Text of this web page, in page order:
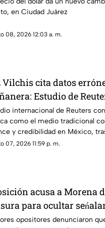
en Ciudad Juárez
08, 2026 12:03 a. m.
Vilchis cita datos
Estudio de
de TV Azteca en
internacional de Reuters
como el medio tradicional
y credibilidad en México,
en La Mañanera
07, 2026 11:59 p. m.
acusa a Morena
para ocultar
opositores denunciaron